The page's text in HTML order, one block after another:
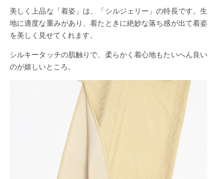
美しく上品な「着姿」は、「シルジェリー」の特長です。生
地に適度な重みがあり、着たときに絶妙な落ち感が出て着姿
を美しく見せてくれます。
シルキータッチの肌触りで、柔らかく着心地もたいへん良い
のが嬉しいところ。